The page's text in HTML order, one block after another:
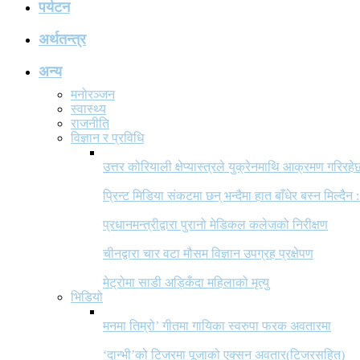
पर्यटन
अर्थतन्त्र
अन्य
मनोरञ्जन
स्वास्थ्य
राजनीति
विज्ञान र प्रविधि
उत्तर कोरियाली क्षेप्यास्त्रले युक्रेनमाथि आक्रमण
प्रिन्ट मिडिया संकटमा छन् भन्दैमा हात बाँधेर बस्न मिल्दैन
प्रधानमन्त्रीद्वारा पुरानो मेडिकल कलेजको निरीक्षण
चीनद्वारा चार वटा मौसम विज्ञान उपग्रह प्रक्षेपण
मेट्रोमा साडी अड्किँदा महिलाको मृत्यु
भिडियो
मनमा तिम्रो’ गीतमा गायिका स्वरुपा फरक अवतारमा
‘दान्भी’को टिजरमा पूजाको एक्सन अवतार(टिजरसहित)